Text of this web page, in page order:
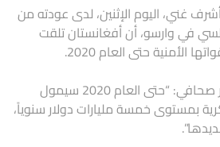
غني، اليوم الإثنين، لدى عودته من
في وارسو، أن أفغانستان تلقت
الأمنية حتى العام 2020.
وقال غني خلال مؤتمر صحافي: “حتى العام 2020 سيمول
بمستوى خمسة مليارات دولار سنوياً،